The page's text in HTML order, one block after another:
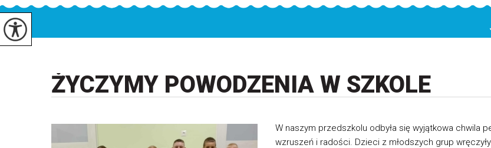
ŻYCZYMY POWODZENIA W SZKOLE
W naszym przedszkolu odbyła się wyjątkowa chwila
wzruszeń i radości. Dzieci z młodszych grup